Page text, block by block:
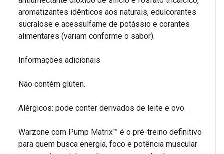
aromatizantes idênticos aos naturais, edulcorantes
sucralose e acessulfame de potássio e corantes
alimentares (variam conforme o sabor).
Informações adicionais
Não contém glúten.
Alérgicos: pode conter derivados de leite e ovo.
Warzone com Pump Matrix™ é o pré-treino definitivo
para quem busca energia, foco e potência muscular